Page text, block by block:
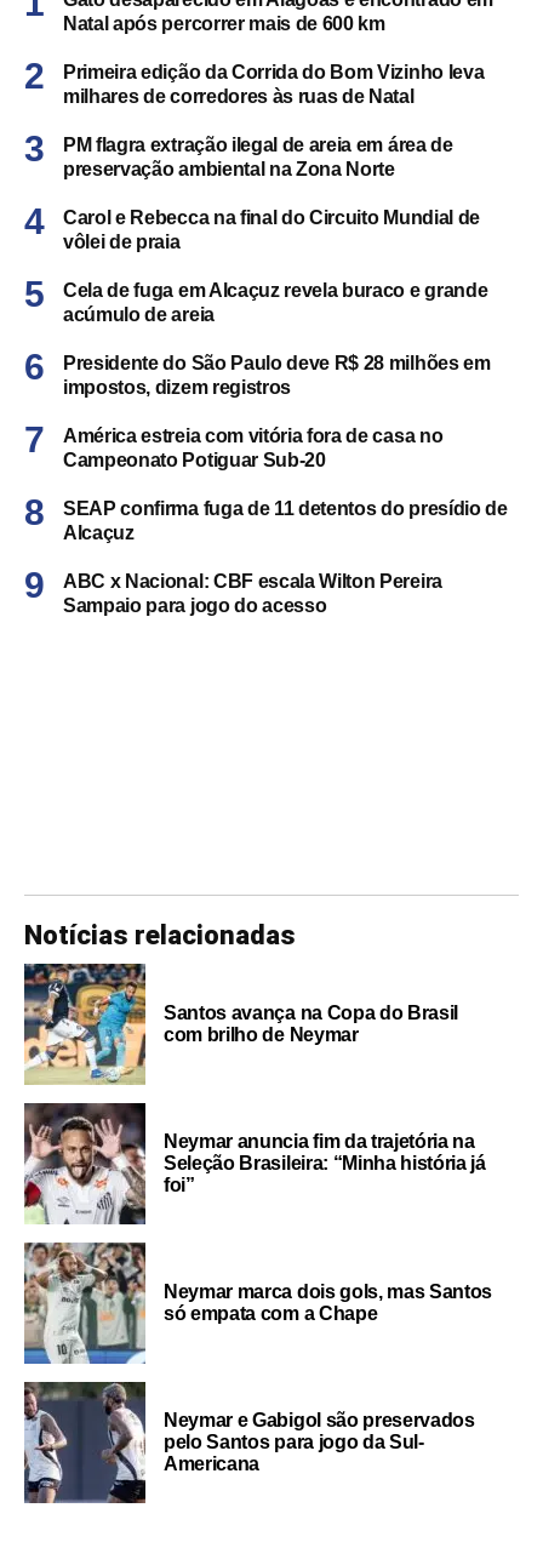
Natal após percorrer mais de 600 km
Primeira edição da Corrida do Bom Vizinho leva
milhares de corredores às ruas de Natal
PM flagra extração ilegal de areia em área de
preservação ambiental na Zona Norte
Carol e Rebecca na final do Circuito Mundial de
vôlei de praia
Cela de fuga em Alcaçuz revela buraco e grande
acúmulo de areia
Presidente do São Paulo deve R$ 28 milhões em
impostos, dizem registros
América estreia com vitória fora de casa no
Campeonato Potiguar Sub-20
SEAP confirma fuga de 11 detentos do presídio de
Alcaçuz
ABC x Nacional: CBF escala Wilton Pereira
Sampaio para jogo do acesso
Notícias relacionadas
Santos avança na Copa do Brasil
com brilho de Neymar
Neymar anuncia fim da trajetória na
Seleção Brasileira: “Minha história já
foi”
Neymar marca dois gols, mas Santos
só empata com a Chape
Neymar e Gabigol são preservados
pelo Santos para jogo da Sul-
Americana